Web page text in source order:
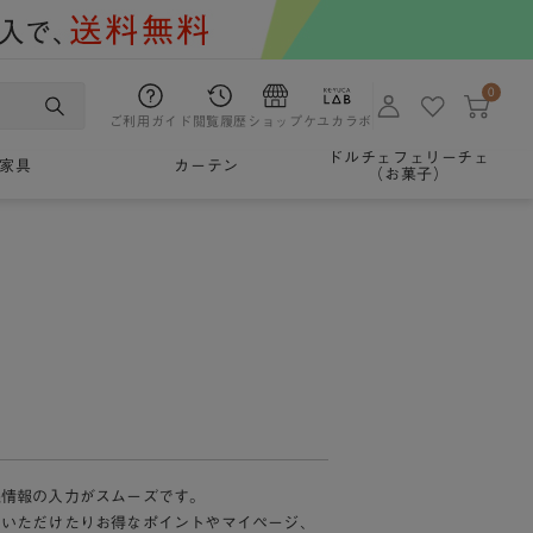
ご利用ガイド 閲覧履歴 ショップケユカラボ
0
家具 カーテン
ドルチェフェリーチェ
（お菓子）
報の入力がスムーズです。
ただけたりお得なポイントやマイページ、